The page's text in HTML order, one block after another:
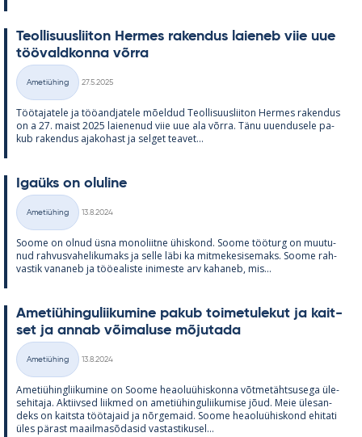
Teol­li­suus­lii­ton Her­mes ra­ken­dus lai­e­neb viie uue
töö­vald­konna võrra
Kategooriad
Ametiühing
27.5.2025
Töö­ta­ja­tele ja töö­and­ja­tele mõel­dud Teol­li­suus­lii­ton Her­mes ra­ken­dus
on a 27. maist 2025 lai­e­ne­nud viie uue ala võrra. Tänu uu­en­dusele pa­
kub ra­ken­dus aja­ko­hast ja sel­get tea­vet...
Igaüks on olu­line
Kategooriad
Ametiühing
13.8.2024
Soome on ol­nud üsna mo­no­liitne ühis­kond. Soome töö­turg on muu­tu­
nud rah­vus­va­he­li­ku­maks ja selle läbi ka mit­me­ke­si­se­maks. Soome rah­
vas­tik va­na­neb ja töö­ea­liste ini­meste arv ka­ha­neb, mis...
Ame­tiü­hin­gu­lii­ku­mine pa­kub toi­me­tu­le­kut ja kait­
set ja an­nab või­ma­luse mõ­ju­tada
Kategooriad
Ametiühing
13.8.2024
Ame­tiü­hinglii­ku­mine on Soome heao­luü­his­konna võt­me­täht­susega üle­
se­hi­taja. Ak­tiiv­sed liik­med on ame­tiü­hin­gu­lii­ku­mise jõud. Meie üle­san­
deks on kaitsta töö­ta­jaid ja nõr­ge­maid. Soome heao­luü­his­kond ehi­tati
üles pä­rast maa­il­masõ­da­sid vas­tas­ti­kusel...